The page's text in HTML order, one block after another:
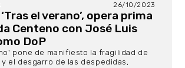
26/10/2023
el verano’, opera prima
Centeno con José Luis
DoP
pone de manifiesto la fragilidad de
el desgarro de las despedidas,